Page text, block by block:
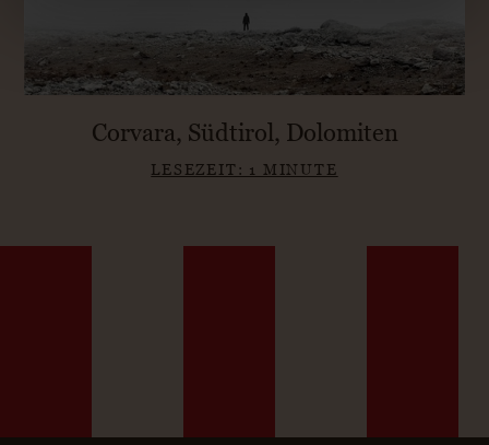
Corvara, Südtirol, Dolomiten
LESEZEIT: 1 MINUTE